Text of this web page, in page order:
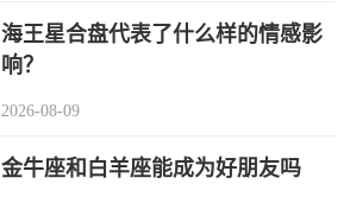
海王星合盘代表了什么样的情感影
响？
2026-08-09
金牛座和白羊座能成为好朋友吗